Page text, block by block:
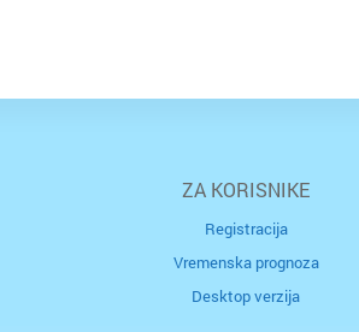
ZA KORISNIKE
Registracija
Vremenska prognoza
Desktop verzija